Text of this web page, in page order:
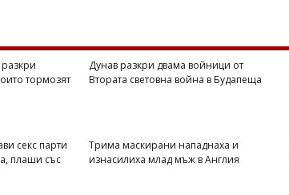
тормозят
Дунав разкри двама войници от
Втората световна война в Будапеща
секс парти
плаши със
Трима маскирани нападнаха и
изнасилиха млад мъж в Англия